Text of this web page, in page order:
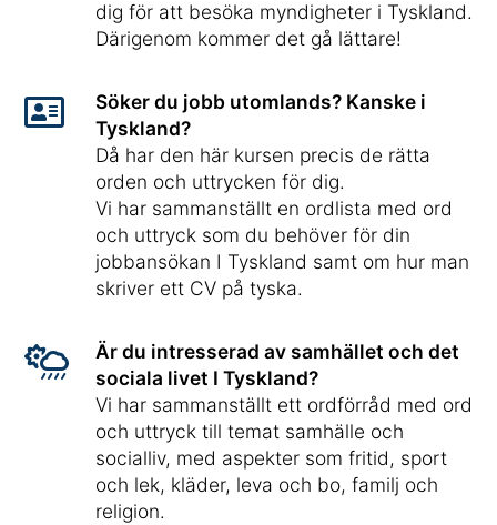
dig för att besöka myndigheter i Tyskland.
Därigenom kommer det gå lättare!
Söker du jobb utomlands? Kanske i
Tyskland?
Då har den här kursen precis de rätta
orden och uttrycken för dig.
Vi har sammanställt en ordlista med ord
och uttryck som du behöver för din
jobbansökan I Tyskland samt om hur man
skriver ett CV på tyska.
Är du intresserad av samhället och det
sociala livet I Tyskland?
Vi har sammanställt ett ordförråd med ord
och uttryck till temat samhälle och
socialliv, med aspekter som fritid, sport
och lek, kläder, leva och bo, familj och
religion.